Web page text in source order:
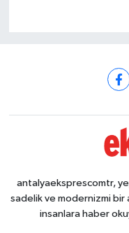
antalyaeksprescomtr,
sadelik ve modernizmi bir
insanlara haber